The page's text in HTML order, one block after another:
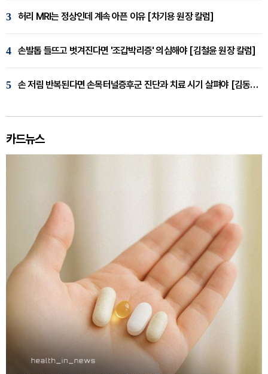
3 허리 MRI는 정상인데 계속 아픈 이유 [차기용 원장 칼럼]
4 손발톱 들뜨고 벗겨진다면 '조갑박리증' 의심해야 [김철윤 원장 칼럼]
5 손 저림 반복된다면 손목터널증후군 진단과 치료 시기 살펴야 [김동현 원장 칼럼]
카드뉴스